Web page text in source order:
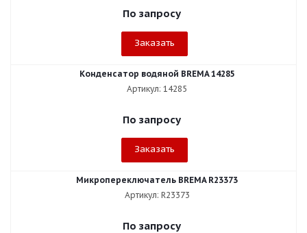
По запросу
Заказать
Конденсатор водяной BREMA 14285
Артикул: 14285
По запросу
Заказать
Микропереключатель BREMA R23373
Артикул: R23373
По запросу